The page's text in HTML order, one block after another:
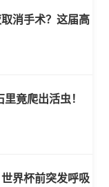
消手术？这届高
竟爬出活虫！
界杯前突发呼吸